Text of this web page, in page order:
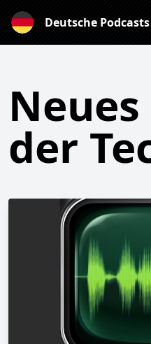
Deutsche Podcasts
der